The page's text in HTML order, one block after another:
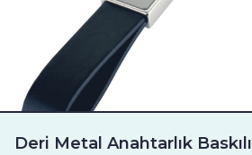
Deri Metal Anahtarlık Baskılı